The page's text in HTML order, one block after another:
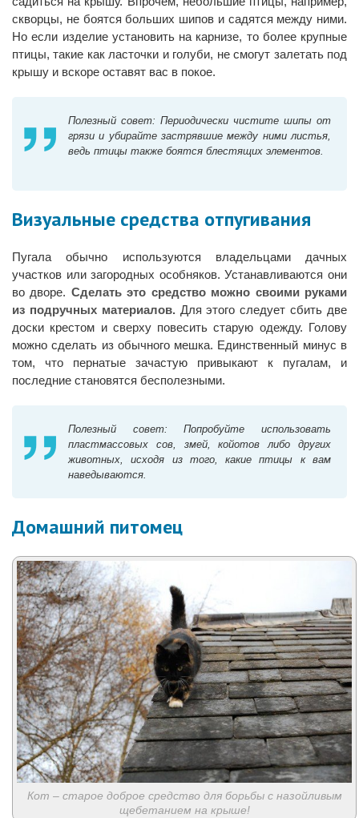
скворцы, не боятся больших шипов и садятся между ними.
Но если изделие установить на карнизе, то более крупные
птицы, такие как ласточки и голуби, не смогут залетать под
крышу и вскоре оставят вас в покое.
Полезный совет: Периодически чистите шипы от
грязи и убирайте застрявшие между ними листья,
ведь птицы также боятся блестящих элементов.
Визуальные средства отпугивания
Пугала обычно используются владельцами дачных
участков или загородных особняков. Устанавливаются они
во дворе. Сделать это средство можно своими руками
из подручных материалов.Для этого следует сбить две
доски крестом и сверху повесить старую одежду. Голову
можно сделать из обычного мешка. Единственный минус в
том, что пернатые зачастую привыкают к пугалам, и
последние становятся бесполезными.
Полезный совет: Попробуйте использовать
пластмассовых сов, змей, койотов либо других
животных, исходя из того, какие птицы к вам
наведываются.
Домашний питомец
Кот – старое доброе средство для борьбы с назойливым
щебетанием на крыше!